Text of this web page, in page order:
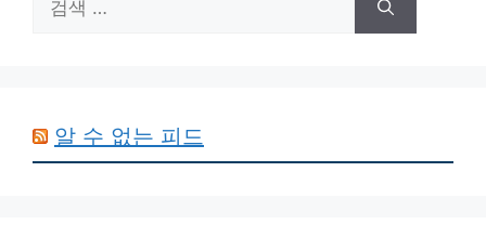
색:
알 수 없는 피드